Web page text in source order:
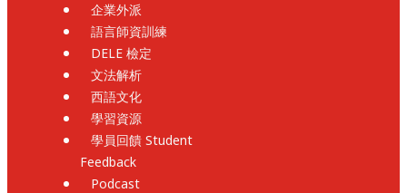
企業外派
語言師資訓練
DELE 檢定
文法解析
西語文化
學習資源
學員回饋 Student
Feedback
Podcast